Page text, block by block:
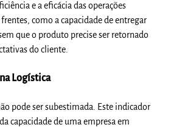
e a eficácia das operações
como a capacidade de entregar
que o produto precise ser retornado
do cliente.
Logística
pode ser subestimada. Este indicador
capacidade de uma empresa em